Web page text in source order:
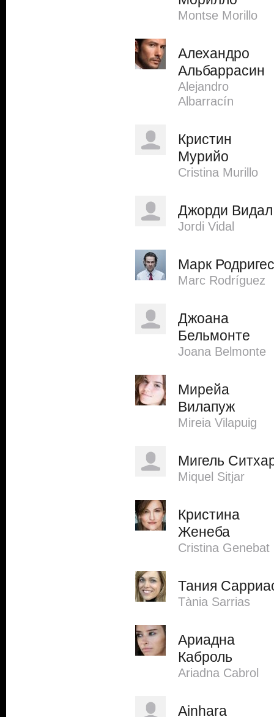
Montse Morillo
Алехандро
Альбаррасин
Alejandro
Albarracín
Кристин
Мурийо
Cristina Murillo
Джорди Видал
Jordi Vidal
Марк Родригес
Marc Rodríguez
Джоана
Бельмонте
Joana Belmonte
Мирейа
Вилапуж
Mireia Vilapuig
Мигель
Miquel Sitjar
Кристина
Женеба
Cristina Genebat
Тания
Tània Sarrias
Ариадна
Каброль
Ariadna Cabrol
Ainhara